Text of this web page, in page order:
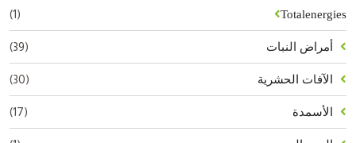
Totalenergies
(1)
أمراض النبات (39)
الآفات الحشرية (30)
الأسمدة (17)